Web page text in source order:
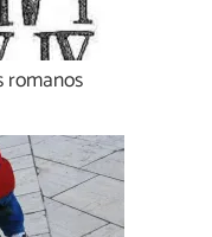
romanos